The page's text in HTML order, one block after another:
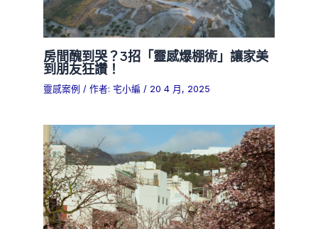
房間醜到哭？3招「靈感爆棚術」讓家美
到朋友狂讚！
靈感案例 / 作者: 宅小編 / 20 4 月, 2025